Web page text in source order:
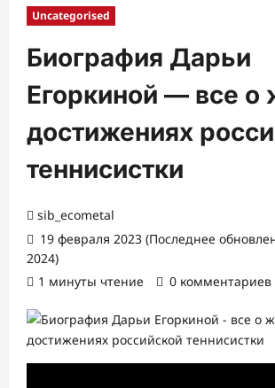
Uncategorised
Биография Дарьи
Егоркиной — все о
достижениях
теннисистки
sib_ecometal
19 февраля 2023 (Последнее
2024)
1 минуты чтение
0 комментариев